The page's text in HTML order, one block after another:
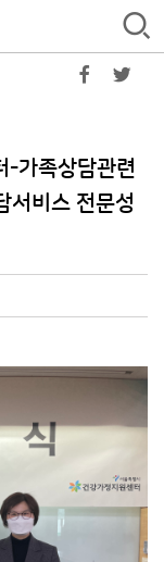
-가족상담관련
서비스 전문성